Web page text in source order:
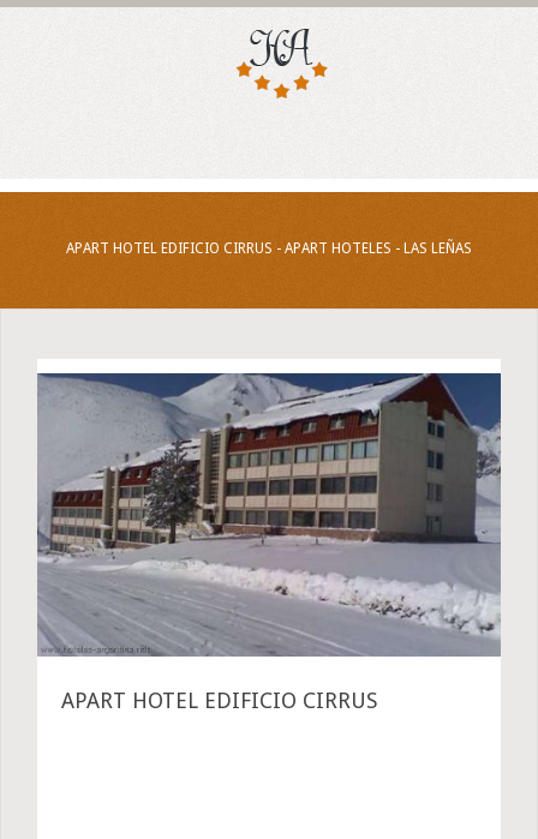
APART HOTEL EDIFICIO CIRRUS - APART HOTELES - LAS LEÑAS
APART HOTEL EDIFICIO CIRRUS